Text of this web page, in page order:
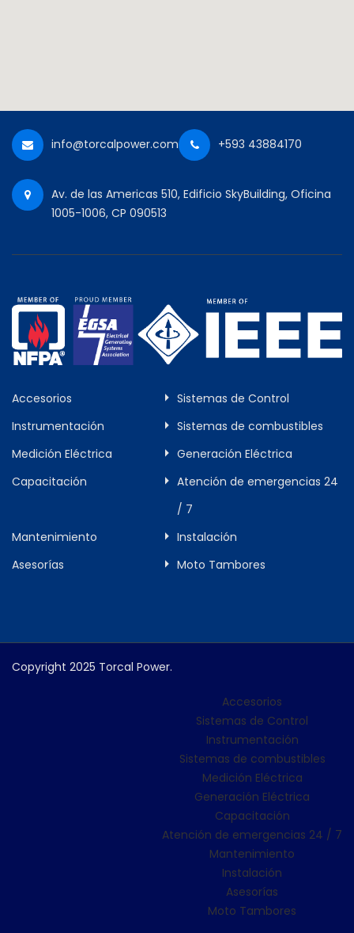
info@torcalpower.com +593 43884170
Av. de las Americas 510, Edificio SkyBuilding, Oficina
1005-1006, CP 090513
Accesorios
Sistemas de Control
Instrumentación
Sistemas de combustibles
Medición Eléctrica
Generación Eléctrica
Capacitación
Atención de emergencias 24
/ 7
Mantenimiento
Instalación
Asesorías
Moto Tambores
Copyright 2025 Torcal Power.
Accesorios
Sistemas de Control
Instrumentación
Sistemas de combustibles
Medición Eléctrica
Generación Eléctrica
Capacitación
Atención de emergencias 24 / 7
Mantenimiento
Instalación
Asesorías
Moto Tambores